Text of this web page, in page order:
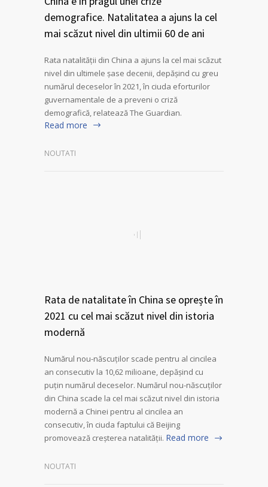
demografice. Natalitatea a ajuns la cel
mai scăzut nivel din ultimii 60 de ani
Rata natalității din China a ajuns la cel mai scăzut
nivel din ultimele șase decenii, depășind cu greu
numărul deceselor în 2021, în ciuda eforturilor
guvernamentale de a preveni o criză
demografică, relatează The Guardian.
Read more
NOUTATI
Rata de natalitate în China se oprește în
2021 cu cel mai scăzut nivel din istoria
modernă
Numărul nou-născuților scade pentru al cincilea
an consecutiv la 10,62 milioane, depășind cu
puțin numărul deceselor. Numărul nou-născuților
din China scade la cel mai scăzut nivel din istoria
modernă a Chinei pentru al cincilea an
consecutiv, în ciuda faptului că Beijing
promovează creșterea natalității. Read more
NOUTATI